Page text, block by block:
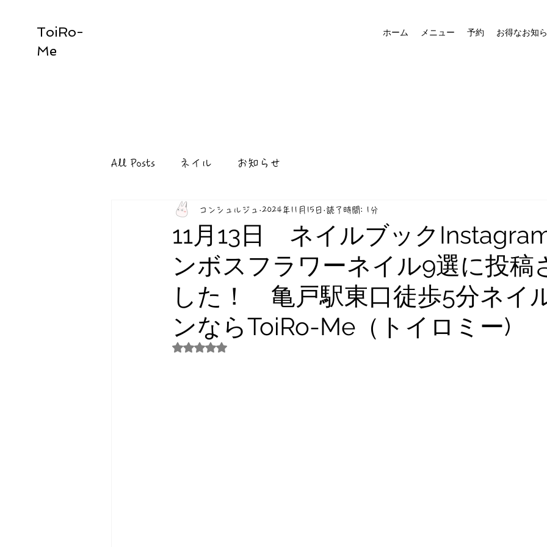
ToiRo-
Me
ホーム メニュー 予約 お得なお知
All Posts ネイル お知らせ
11月13日 ネイルブック
ンボスフラワーネイル9選に投稿
した！ 亀戸駅東口徒歩5分ネイ
ンならToiRo-Me（トイロミー)
コンシュルジュ 2024年11月15日 読了時間: 1分
5つ星のうちNaNと評価されています。